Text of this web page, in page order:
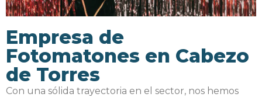
Empresa de
Fotomatones en Cabezo
de Torres
Con una sólida trayectoria en el sector, nos hemos